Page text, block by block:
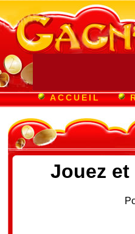
ACCUEIL
Jouez